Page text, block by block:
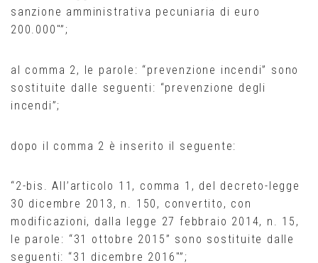
sanzione amministrativa pecuniaria di euro
200.000″”;
al comma 2, le parole: “prevenzione incendi” sono
sostituite dalle seguenti: “prevenzione degli
incendi”;
dopo il comma 2 è inserito il seguente:
“2-bis. All’articolo 11, comma 1, del decreto-legge
30 dicembre 2013, n. 150, convertito, con
modificazioni, dalla legge 27 febbraio 2014, n. 15,
le parole: “31 ottobre 2015” sono sostituite dalle
seguenti: “31 dicembre 2016″”;